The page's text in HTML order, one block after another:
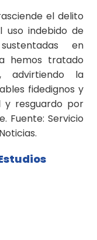
el delito
indebido de
en
hemos tratado
advirtiendo la
fidedignos y
y resguardo por
Fuente: Servicio